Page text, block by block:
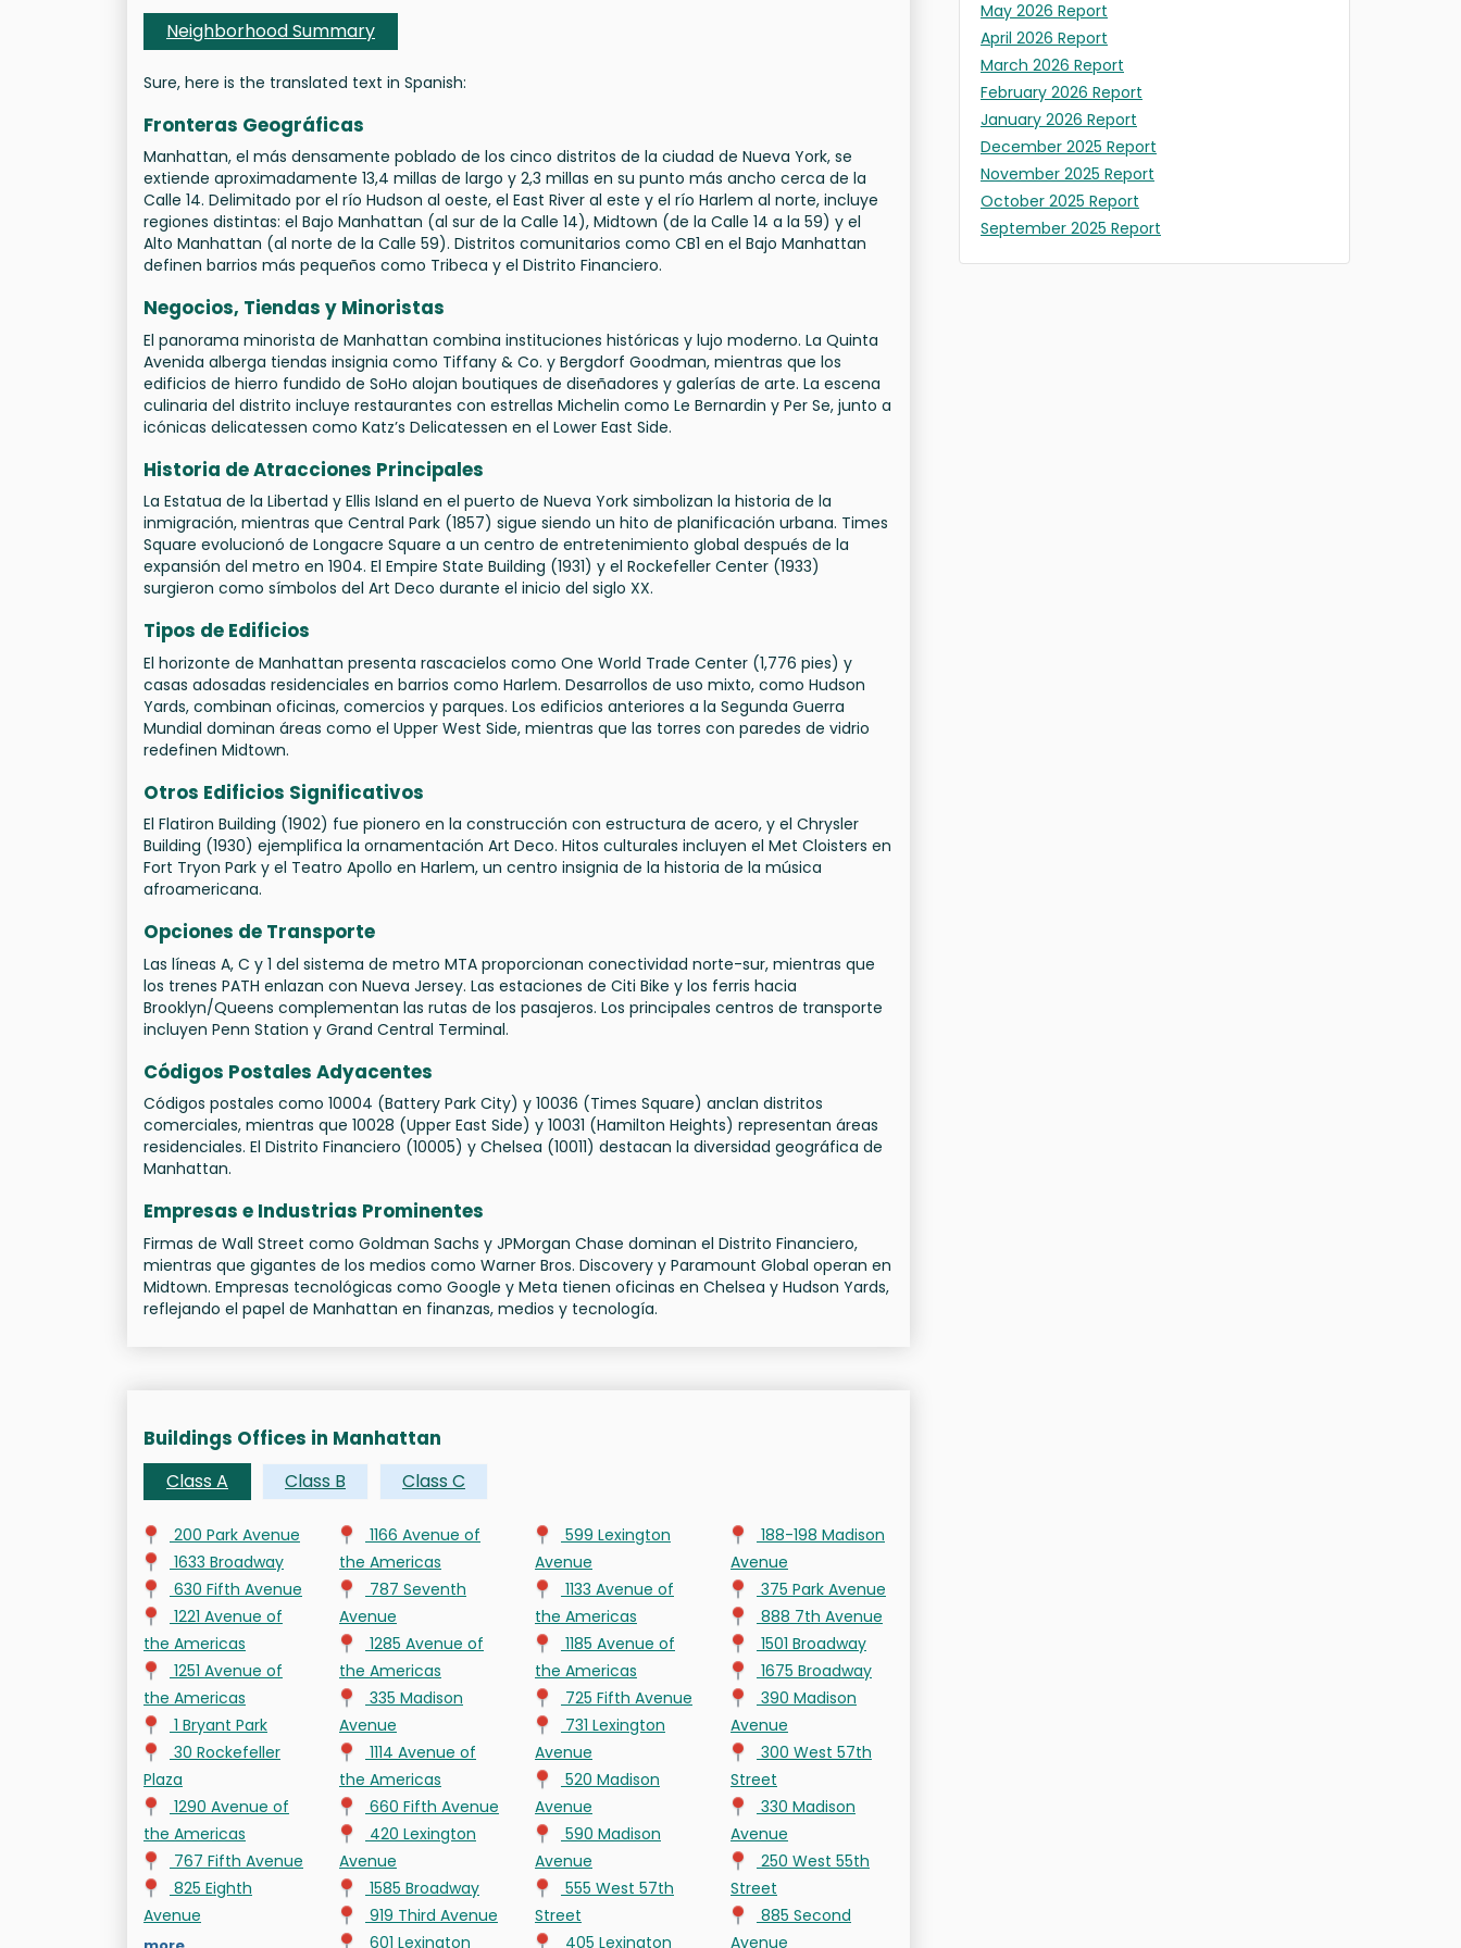
Neighborhood Summary
Sure, here is the translated text in Spanish:
Fronteras Geográficas
Manhattan, el más densamente poblado de los cinco distritos de la ciudad de Nueva York, se
extiende aproximadamente 13,4 millas de largo y 2,3 millas en su punto más ancho cerca de la
Calle 14. Delimitado por el río Hudson al oeste, el East River al este y el río Harlem al norte, incluye
regiones distintas: el Bajo Manhattan (al sur de la Calle 14), Midtown (de la Calle 14 a la 59) y el
Alto Manhattan (al norte de la Calle 59). Distritos comunitarios como CB1 en el Bajo Manhattan
definen barrios más pequeños como Tribeca y el Distrito Financiero.
Negocios, Tiendas y Minoristas
El panorama minorista de Manhattan combina instituciones históricas y lujo moderno. La Quinta
Avenida alberga tiendas insignia como Tiffany & Co. y Bergdorf Goodman, mientras que los
edificios de hierro fundido de SoHo alojan boutiques de diseñadores y galerías de arte. La escena
culinaria del distrito incluye restaurantes con estrellas Michelin como Le Bernardin y Per Se, junto a
icónicas delicatessen como Katz’s Delicatessen en el Lower East Side.
Historia de Atracciones Principales
La Estatua de la Libertad y Ellis Island en el puerto de Nueva York simbolizan la historia de la
inmigración, mientras que Central Park (1857) sigue siendo un hito de planificación urbana. Times
Square evolucionó de Longacre Square a un centro de entretenimiento global después de la
expansión del metro en 1904. El Empire State Building (1931) y el Rockefeller Center (1933)
surgieron como símbolos del Art Deco durante el inicio del siglo XX.
Tipos de Edificios
El horizonte de Manhattan presenta rascacielos como One World Trade Center (1,776 pies) y
casas adosadas residenciales en barrios como Harlem. Desarrollos de uso mixto, como Hudson
Yards, combinan oficinas, comercios y parques. Los edificios anteriores a la Segunda Guerra
Mundial dominan áreas como el Upper West Side, mientras que las torres con paredes de vidrio
redefinen Midtown.
Otros Edificios Significativos
El Flatiron Building (1902) fue pionero en la construcción con estructura de acero, y el Chrysler
Building (1930) ejemplifica la ornamentación Art Deco. Hitos culturales incluyen el Met Cloisters en
Fort Tryon Park y el Teatro Apollo en Harlem, un centro insignia de la historia de la música
afroamericana.
Opciones de Transporte
Las líneas A, C y 1 del sistema de metro MTA proporcionan conectividad norte-sur, mientras que
los trenes PATH enlazan con Nueva Jersey. Las estaciones de Citi Bike y los ferris hacia
Brooklyn/Queens complementan las rutas de los pasajeros. Los principales centros de transporte
incluyen Penn Station y Grand Central Terminal.
Códigos Postales Adyacentes
Códigos postales como 10004 (Battery Park City) y 10036 (Times Square) anclan distritos
comerciales, mientras que 10028 (Upper East Side) y 10031 (Hamilton Heights) representan áreas
residenciales. El Distrito Financiero (10005) y Chelsea (10011) destacan la diversidad geográfica de
Manhattan.
Empresas e Industrias Prominentes
Firmas de Wall Street como Goldman Sachs y JPMorgan Chase dominan el Distrito Financiero,
mientras que gigantes de los medios como Warner Bros. Discovery y Paramount Global operan en
Midtown. Empresas tecnológicas como Google y Meta tienen oficinas en Chelsea y Hudson Yards,
reflejando el papel de Manhattan en finanzas, medios y tecnología.
Buildings Offices in Manhattan
Class A Class B Class C
200 Park Avenue
1633 Broadway
630 Fifth Avenue
1221 Avenue of
the Americas
1251 Avenue of
the Americas
1 Bryant Park
30 Rockefeller
Plaza
1290 Avenue of
the Americas
767 Fifth Avenue
825 Eighth
Avenue
1166 Avenue of
the Americas
787 Seventh
Avenue
1285 Avenue of
the Americas
335 Madison
Avenue
1114 Avenue of
the Americas
660 Fifth Avenue
420 Lexington
Avenue
1585 Broadway
919 Third Avenue
601 Lexington
599 Lexington
Avenue
1133 Avenue of
the Americas
1185 Avenue of
the Americas
725 Fifth Avenue
731 Lexington
Avenue
520 Madison
Avenue
590 Madison
Avenue
555 West 57th
Street
405 Lexington
188-198 Madison
Avenue
375 Park Avenue
888 7th Avenue
1501 Broadway
1675 Broadway
390 Madison
Avenue
300 West 57th
Street
330 Madison
Avenue
250 West 55th
Street
885 Second
Avenue
May 2026 Report
April 2026 Report
March 2026 Report
February 2026 Report
January 2026 Report
December 2025 Report
November 2025 Report
October 2025 Report
September 2025 Report